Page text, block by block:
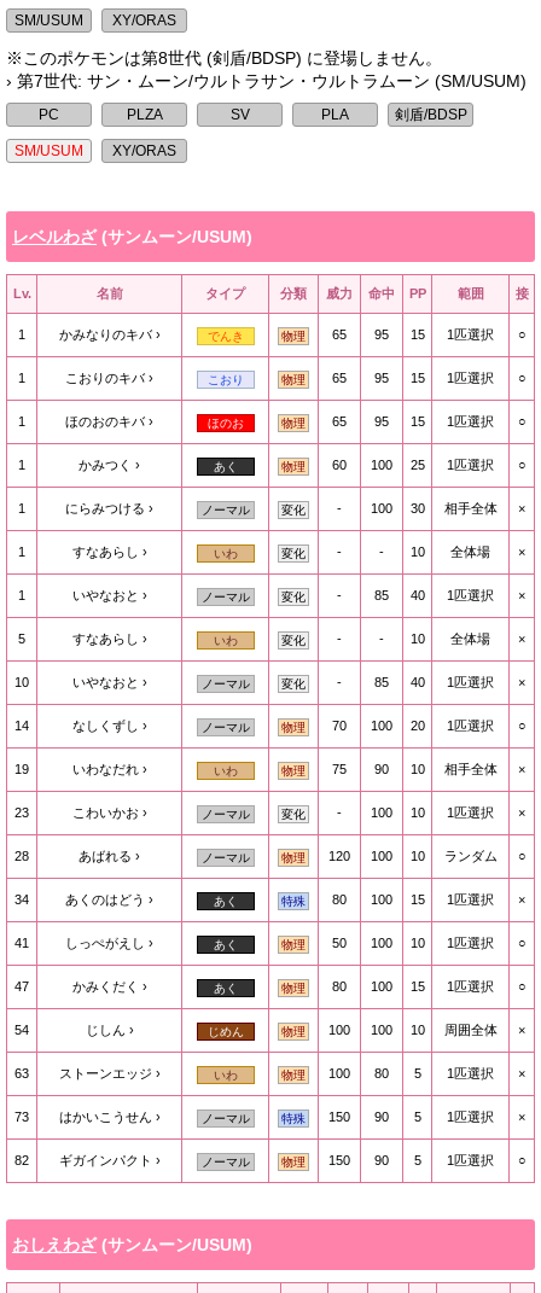
※このポケモンは第8世代 (剣盾/BDSP) に登場しません。
› 第7世代: サン・ムーン/ウルトラサン・ウルトラムーン (SM/USUM)
レベルわざ(サンムーン/USUM)
Lv. 名前 タイプ 分類 威力 命中 PP 範囲 接
1 かみなりのキバ でんき 物理 65 95 15 1匹選択 ○
1 こおりのキバ こおり 物理 65 95 15 1匹選択 ○
1 ほのおのキバ ほのお 物理 65 95 15 1匹選択 ○
1 かみつく あく 物理 60 100 25 1匹選択 ○
1 にらみつける ノーマル 変化 - 100 30 相手全体 ×
1 すなあらし いわ 変化 - - 10 全体場 ×
1 いやなおと ノーマル 変化 - 85 40 1匹選択 ×
5 すなあらし いわ 変化 - - 10 全体場 ×
10 いやなおと ノーマル 変化 - 85 40 1匹選択 ×
14 なしくずし ノーマル 物理 70 100 20 1匹選択 ○
19 いわなだれ いわ 物理 75 90 10 相手全体 ×
23 こわいかお ノーマル 変化 - 100 10 1匹選択 ×
28 あばれる ノーマル 物理 120 100 10 ランダム ○
34 あくのはどう あく 特殊 80 100 15 1匹選択 ×
41 しっぺがえし あく 物理 50 100 10 1匹選択 ○
47 かみくだく あく 物理 80 100 15 1匹選択 ○
54 じしん じめん 物理 100 100 10 周囲全体 ×
63 ストーンエッジ いわ 物理 100 80 5 1匹選択 ×
73 はかいこうせん ノーマル 特殊 150 90 5 1匹選択 ×
82 ギガインパクト ノーマル 物理 150 90 5 1匹選択 ○
おしえわざ(サンムーン/USUM)